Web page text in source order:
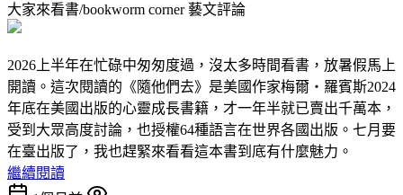
大家來看書/bookworm corner藝文評論
2026上半年在忙碌中匆匆度過，沒太多時間看書，放暑假馬上
開讀。這次閱讀的《隨他們去》是美國作家梅爾‧羅賓斯2024
年底在美國出版的心靈成長書籍，才一年半就已賣出千萬本，
受到大眾高度討論，也授權64種語言在世界各國出版。七月要
在臺出版了，我也趕緊來看看這本書到底有什麼魅力。
繼續閱讀